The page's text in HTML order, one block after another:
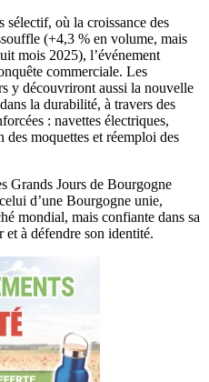
où la croissance des
(+4,3 % en volume, mais
mois 2025), l’événement
commerciale. Les
y découvriront aussi la nouvelle
la durabilité, à travers des
: navettes électriques,
des moquettes et réemploi des
Grands Jours de Bourgogne
d’une Bourgogne unie,
mondial, mais confiante dans sa
et à défendre son identité.